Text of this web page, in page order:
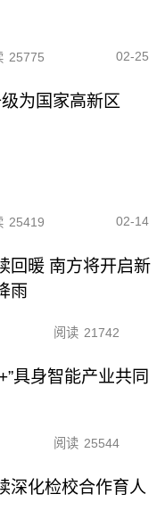
25775 02-25
为国家高新区
25419 02-14
回暖 南方将开启新
雨
阅读 21742
具身智能产业共同
阅读 25544
深化检校合作育人